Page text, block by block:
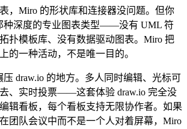
，Miro 的形状库和连接器没问题。但你
种深度的专业图表类型——没有 UML 符
扑模板库、没有数据驱动图表。Miro 把
的一种活动，不是唯一目的。
draw.io 的地方。多人同时编辑、光标可
、实时投票——这套体验 draw.io 完全没
辑看板，每个看板支持无限协作者。如果
团队会议中而不是一个人对着屏幕，Miro